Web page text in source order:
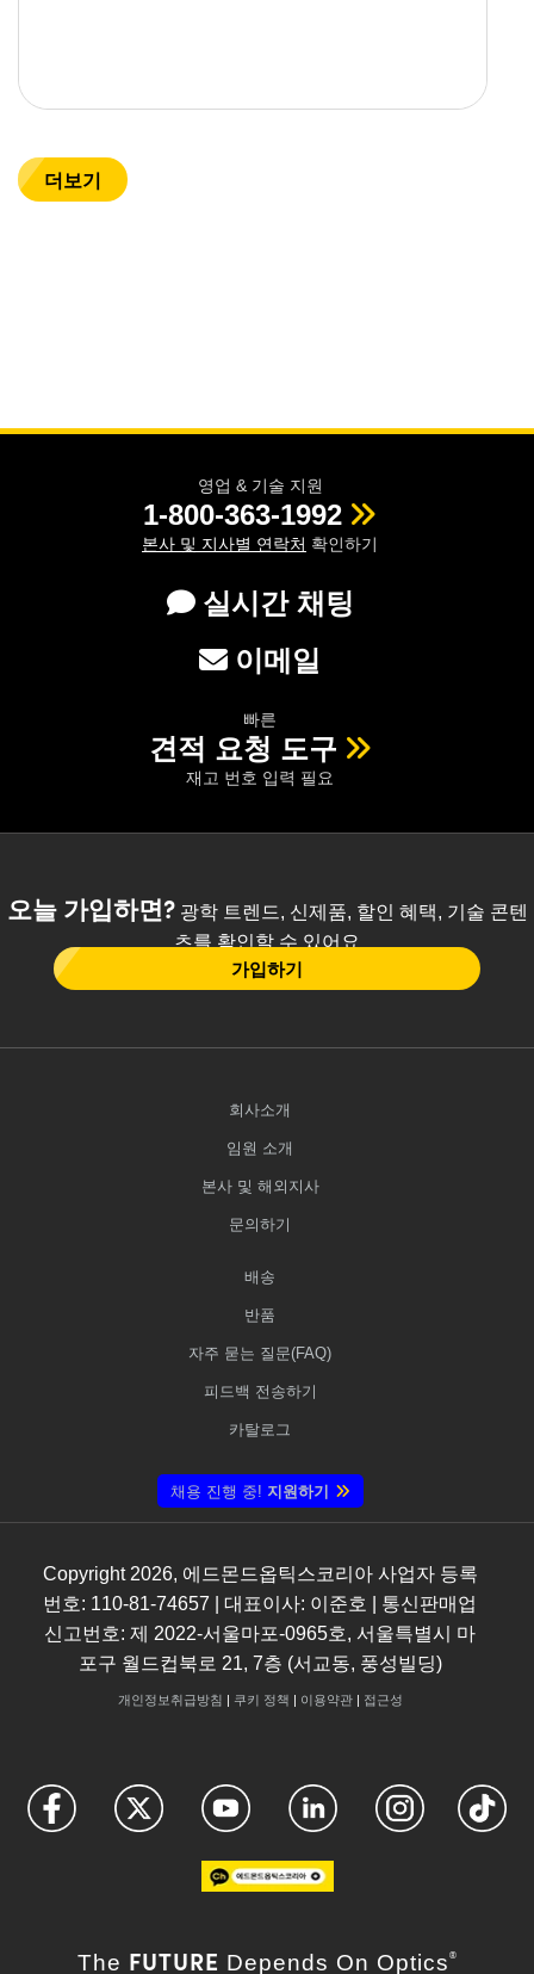
더보기
영업 & 기술 지원
1-800-363-1992
본사 및 지사별 연락처 확인하기
실시간 채팅
이메일
빠른
견적 요청 도구
재고 번호 입력 필요
오늘 가입하면?광학 트렌드, 신제품, 할인 혜택, 기술 콘텐
츠를 확인할 수 있어요
가입하기
회사소개
임원 소개
본사 및 해외지사
문의하기
배송
반품
자주 묻는 질문(FAQ)
피드백 전송하기
카탈로그
채용 진행 중! 지원하기
Copyright 2026, 에드몬드옵틱스코리아 사업자 등록
번호: 110-81-74657 | 대표이사: 이준호 | 통신판매업
신고번호: 제 2022-서울마포-0965호, 서울특별시 마
포구 월드컵북로 21, 7층 (서교동, 풍성빌딩)
개인정보취급방침 | 쿠키 정책 | 이용약관| 접근성
The FUTURE Depends On Optics ®